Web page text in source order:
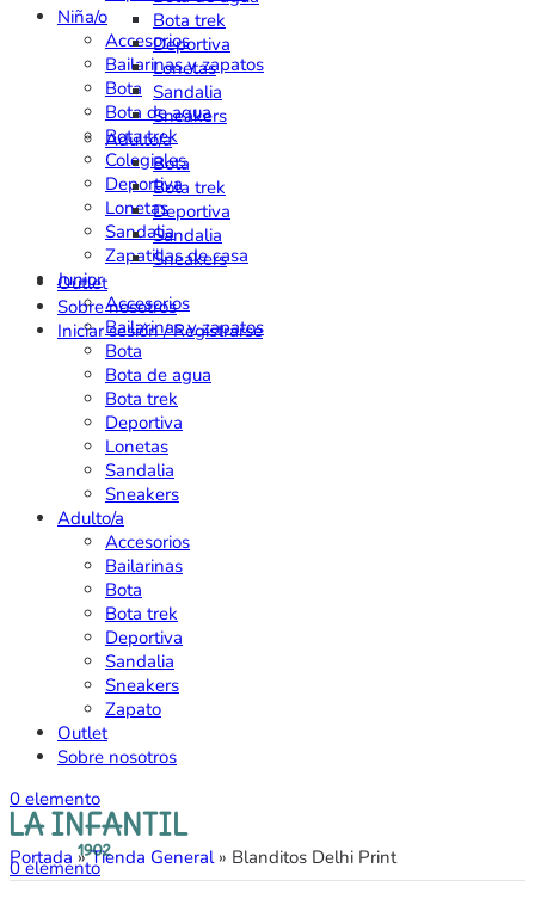
Niña/o
Accesorios
Bailarinas y zapatos
Bota
Bota de agua
Bota trek
Colegiales
Deportiva
Lonetas
Sandalia
Zapatillas de casa
Junior
Accesorios
Bailarinas y zapatos
Bota
Bota de agua
Bota trek
Deportiva
Lonetas
Sandalia
Sneakers
Adulto/a
Accesorios
Bailarinas
Bota
Bota trek
Deportiva
Sandalia
Sneakers
Zapato
Outlet
Sobre nosotros
0 elemento
0elemento
Portada »Tienda General» Blanditos Delhi Print
Bota trek
Deportiva
Lonetas
Sandalia
Sneakers
Adulto/a
Bota
Bota trek
Deportiva
Sandalia
Sneakers
Outlet
Sobre nosotros
Iniciar sesión / Registrarse